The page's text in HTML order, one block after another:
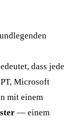
dass jede
Microsoft
mit einem
— einem